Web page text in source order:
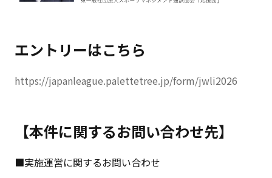
エントリーはこちら
https://japanleague.palettetree.jp/form/jwli2026
【本件に関するお問い合わせ先】
■実施運営に関するお問い合わせ